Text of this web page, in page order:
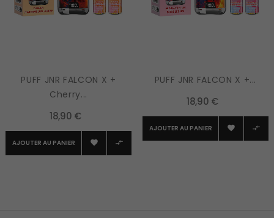
PUFF JNR FALCON X +
Cherry...
18,90 €
AJOUTER AU PANIER  
PUFF JNR FALCON X +...
18,90 €
AJOUTER AU PANIER  